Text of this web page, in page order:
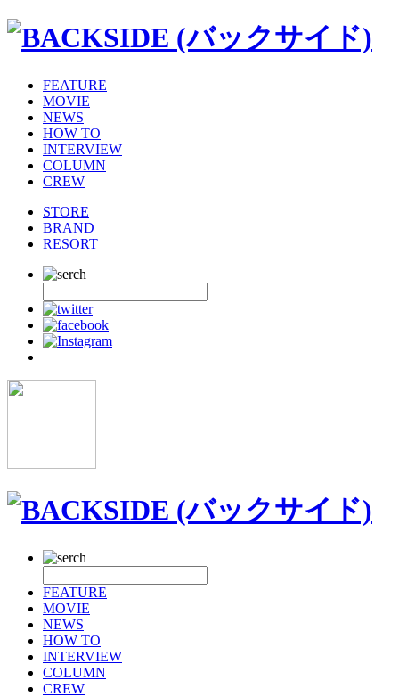
FEATURE
MOVIE
NEWS
HOW TO
INTERVIEW
COLUMN
CREW
STORE
BRAND
RESORT
FEATURE
MOVIE
NEWS
HOW TO
INTERVIEW
COLUMN
CREW